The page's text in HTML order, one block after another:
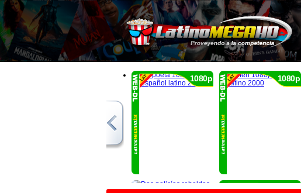
1080p 1080p
1080p